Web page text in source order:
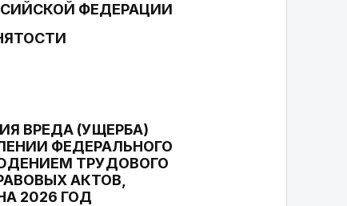
ФЕДЕРАЦИИ
ВРЕДА (УЩЕРБА)
ФЕДЕРАЛЬНОГО
ТРУДОВОГО
АКТОВ,
2026 ГОД